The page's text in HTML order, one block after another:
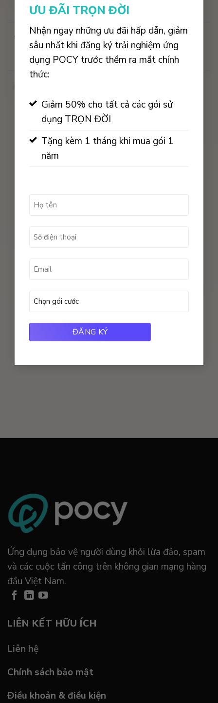
ƯU ĐÃI TRỌN ĐỜI
Nhận ngay những ưu đãi hấp dẫn, giảm
sâu nhất khi đăng ký trải nghiệm ứng
dụng POCY trước thềm ra mắt chính
thức:
Giảm 50% cho tất cả các gói sử
dụng TRỌN ĐỜI
Tặng kèm 1 tháng khi mua gói 1
năm
Họ
tên
Số
(Required)
Email
Gói
muốn
sử
Pocy như thế nào?
Tôi không nhận được OTP
đăng ký?
được cho tôi?
Ứng dụng bảo vệ người dùng khỏi lừa đảo, spam
và các cuộc tấn công trên không gian mạng hàng
đầu Việt Nam.
LIÊN KẾT HỮU ÍCH
Liên hệ
Chính sách bảo mật
Điều khoản & điều kiện